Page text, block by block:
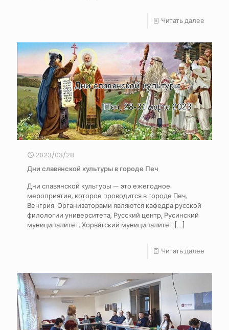
Читать далее
2023/03/28
Дни славянской культуры в городе Печ
Дни славянской культуры — это ежегодное
мероприятие, которое проводится в городе Печ,
Венгрия. Организаторами являются кафедра русской
филологии университета, Русский центр, Русинский
муниципалитет, Хорватский муниципалитет […]
Читать далее